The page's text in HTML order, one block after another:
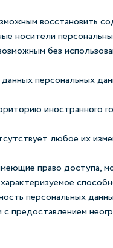
восстановить
носители
без
персональных
иностранного
любое их
право доступа,
персональных